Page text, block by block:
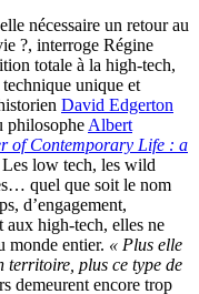
nécessaire un retour au
?, interroge Régine
totale à la high-tech,
unique et
David Edgerton
philosophe Albert
of Contemporary Life : a
low tech, les wild
quel que soit le nom
d’engagement,
high-tech, elles ne
monde entier. « Plus elle
territoire, plus ce type de
demeurent encore trop